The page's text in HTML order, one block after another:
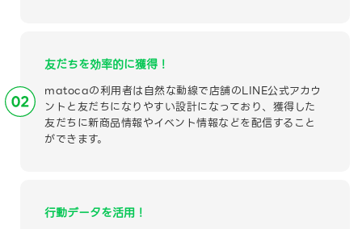
友だちを効率的に獲得！
matocaの利用者は自然な動線で店舗のLINE公式アカウ
ントと友だちになりやすい設計になっており、獲得した
友だちに新商品情報やイベント情報などを配信すること
ができます。
行動データを活用！